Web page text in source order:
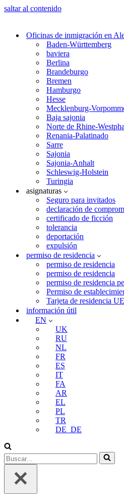
saltar al contenido
Oficinas de inmigración en
Baden-Württemberg
baviera
Berlina
Brandeburgo
Bremen
Hamburgo
Hesse
Mecklenburg-
Baja sajonia
Norte de Rhine-
Renania-Palatinado
Sarre
Sajonia
Sajonia-Anhalt
Schleswig-Holstein
Turingia
asignaturas
Seguro para invitados
declaración de
certificado de ficción
tolerancia
deportación
expulsión
permiso de residencia
permiso de residencia
permiso de residencia
permiso de residencia
Permiso de
Tarjeta de residencia UE
información útil
EN
UK
RU
NL
FR
ES
IT
FA
AR
EL
PL
TR
DE_DE
Buscar...